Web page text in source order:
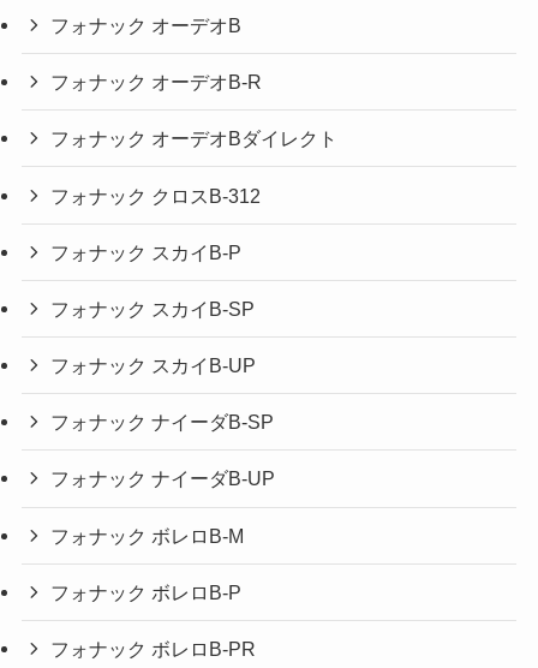
フォナック オーデオB
フォナック オーデオB-R
フォナック オーデオBダイレクト
フォナック クロスB-312
フォナック スカイB-P
フォナック スカイB-SP
フォナック スカイB-UP
フォナック ナイーダB-SP
フォナック ナイーダB-UP
フォナック ボレロB-M
フォナック ボレロB-P
フォナック ボレロB-PR